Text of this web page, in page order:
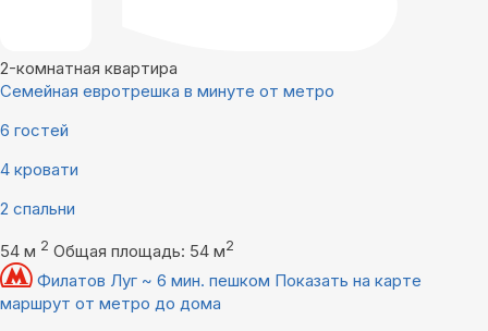
2-комнатная квартира
Семейная евротрешка в минуте от метро
6 гостей
4 кровати
2 спальни
54 м 2 Общая площадь: 54 м2
Филатов Луг ~ 6 мин. пешком Показать на карте
маршрут от метро до дома